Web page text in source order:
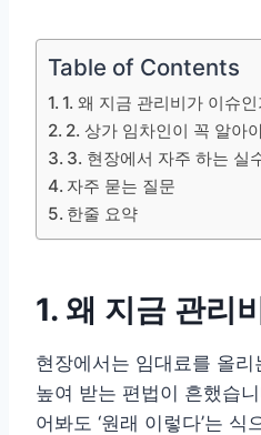
Table of Contents
1. 왜 지금 관리비가 이슈
2. 상가 임차인이 꼭 알아
3. 현장에서 자주 하는 실
자주 묻는 질문
한줄 요약
1. 왜 지금 관리
현장에서는 임대료를 올
높여 받는 편법이 흔했습
어봐도 ‘원래 이렇다’는